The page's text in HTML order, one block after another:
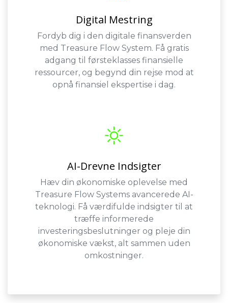
Digital Mestring
Fordyb dig i den digitale finansverden
med Treasure Flow System. Få gratis
adgang til førsteklasses finansielle
ressourcer, og begynd din rejse mod at
opnå finansiel ekspertise i dag.
AI-Drevne Indsigter
Hæv din økonomiske oplevelse med
Treasure Flow Systems avancerede AI-
teknologi. Få værdifulde indsigter til at
træffe informerede
investeringsbeslutninger og pleje din
økonomiske vækst, alt sammen uden
omkostninger.